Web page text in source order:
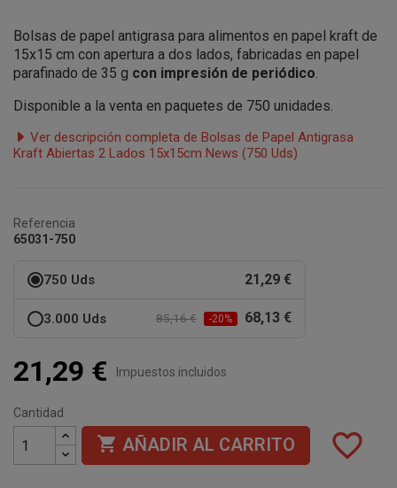
Bolsas de papel antigrasa para alimentos en papel kraft de
15x15 cm con apertura a dos lados, fabricadas en papel
parafinado de 35 g con impresión de periódico.
Disponible a la venta en paquetes de 750 unidades.
Ver descripción completa de Bolsas de Papel Antigrasa
Kraft Abiertas 2 Lados 15x15cm News (750 Uds)
Referencia
65031-750
750 Uds 21,29 €
3.000 Uds 85,16 € -20% 68,13 €
21,29 € Impuestos incluidos
Cantidad
 AÑADIR AL CARRITO favorite_border